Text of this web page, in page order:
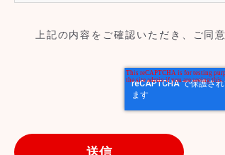
報保護水準の高い委託先を選定し、
ついての契約を交わし、適切な管理
5. 個人情報の開示等の請求 ご本人
報の開示等（利用目的の通知、開示
の停止または消去、第三者への提供
上記の内容をご確認いただき、ご同